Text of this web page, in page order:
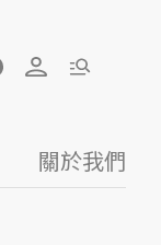
關於我們